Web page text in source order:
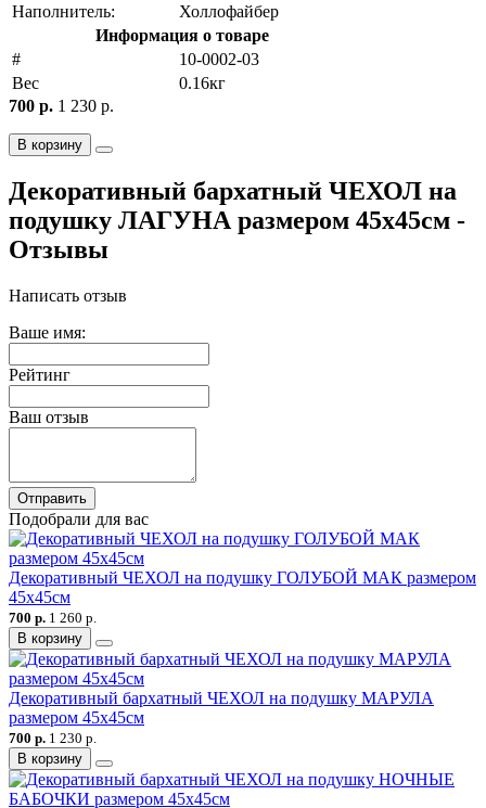
Наполнитель:
Холлофайбер
Информация о товаре
#
10-0002-03
Вес
0.16кг
700 р. 1 230 р.
В корзину
Декоративный бархатный ЧЕХОЛ на
подушку ЛАГУНА размером 45х45см -
Отзывы
Написать отзыв
Ваше имя:
Рейтинг
Ваш отзыв
Отправить
Подобрали для вас
Декоративный ЧЕХОЛ на подушку ГОЛУБОЙ МАК размером
45х45см
700 р. 1 260 р.
В корзину
Декоративный бархатный ЧЕХОЛ на подушку МАРУЛА
размером 45х45см
700 р. 1 230 р.
В корзину